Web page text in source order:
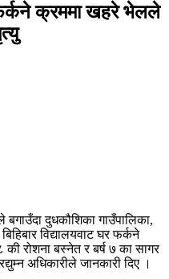
क्रममा खहरे भेलले
दुधकौशिका गाउँपालिका,
विद्यालयवाट घर फर्कने
रोशना बस्नेत र बर्ष ७ का सागर
अधिकारीले जानकारी दिए ।